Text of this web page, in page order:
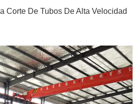
Corte De Tubos De Alta Velocidad